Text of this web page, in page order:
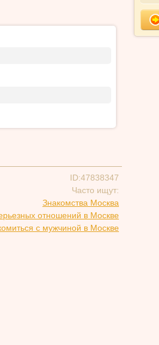
ID:47838347
Часто ищут:
Знакомства Москва
отношений в Москве
с мужчиной в Москве